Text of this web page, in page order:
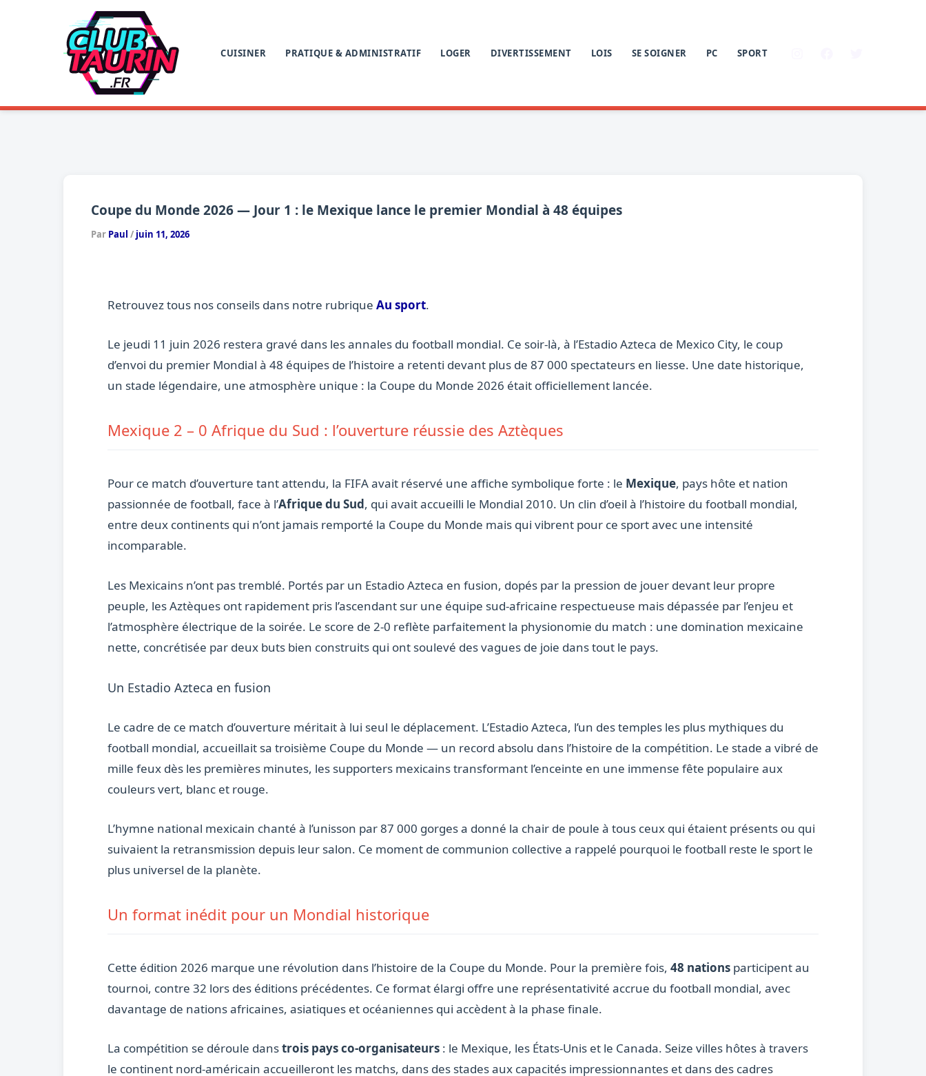
CUISINER PRATIQUE & ADMINISTRATIF LOGER DIVERTISSEMENT LOIS SE SOIGNER PC SPORT
Coupe du Monde 2026 — Jour 1 : le Mexique lance le premier Mondial à 48 équipes
Par Paul / juin 11, 2026
Retrouvez tous nos conseils dans notre rubrique Au sport.
Le jeudi 11 juin 2026 restera gravé dans les annales du football mondial. Ce soir-là, à l’Estadio Azteca de Mexico City, le coup
d’envoi du premier Mondial à 48 équipes de l’histoire a retenti devant plus de 87 000 spectateurs en liesse. Une date historique,
un stade légendaire, une atmosphère unique : la Coupe du Monde 2026 était officiellement lancée.
Mexique 2 – 0 Afrique du Sud : l’ouverture réussie des Aztèques
Pour ce match d’ouverture tant attendu, la FIFA avait réservé une affiche symbolique forte : le Mexique, pays hôte et nation
passionnée de football, face à l’Afrique du Sud, qui avait accueilli le Mondial 2010. Un clin d’oeil à l’histoire du football mondial,
entre deux continents qui n’ont jamais remporté la Coupe du Monde mais qui vibrent pour ce sport avec une intensité
incomparable.
Les Mexicains n’ont pas tremblé. Portés par un Estadio Azteca en fusion, dopés par la pression de jouer devant leur propre
peuple, les Aztèques ont rapidement pris l’ascendant sur une équipe sud-africaine respectueuse mais dépassée par l’enjeu et
l’atmosphère électrique de la soirée. Le score de 2-0 reflète parfaitement la physionomie du match : une domination mexicaine
nette, concrétisée par deux buts bien construits qui ont soulevé des vagues de joie dans tout le pays.
Un Estadio Azteca en fusion
Le cadre de ce match d’ouverture méritait à lui seul le déplacement. L’Estadio Azteca, l’un des temples les plus mythiques du
football mondial, accueillait sa troisième Coupe du Monde — un record absolu dans l’histoire de la compétition. Le stade a vibré de
mille feux dès les premières minutes, les supporters mexicains transformant l’enceinte en une immense fête populaire aux
couleurs vert, blanc et rouge.
L’hymne national mexicain chanté à l’unisson par 87 000 gorges a donné la chair de poule à tous ceux qui étaient présents ou qui
suivaient la retransmission depuis leur salon. Ce moment de communion collective a rappelé pourquoi le football reste le sport le
plus universel de la planète.
Un format inédit pour un Mondial historique
Cette édition 2026 marque une révolution dans l’histoire de la Coupe du Monde. Pour la première fois, 48 nations participent au
tournoi, contre 32 lors des éditions précédentes. Ce format élargi offre une représentativité accrue du football mondial, avec
davantage de nations africaines, asiatiques et océaniennes qui accèdent à la phase finale.
La compétition se déroule danstrois pays co-organisateurs : le Mexique, les États-Unis et le Canada. Seize villes hôtes à travers
le continent nord-américain accueilleront les matchs, dans des stades aux capacités impressionnantes et dans des cadres